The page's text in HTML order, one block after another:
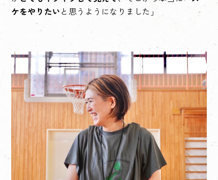
ケをやりたい と思うようになりました」